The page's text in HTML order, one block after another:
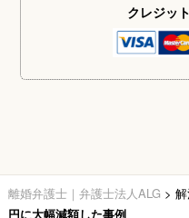
クレジッ
離婚弁護士｜弁護士法人ALG >
円に大幅減額した事例